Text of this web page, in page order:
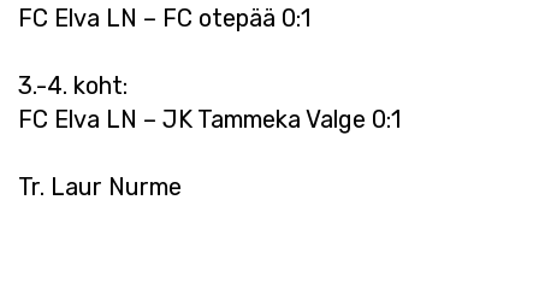
FC Elva LN – FC otepää 0:1
3.-4. koht:
FC Elva LN – JK Tammeka Valge 0:1
Tr. Laur Nurme